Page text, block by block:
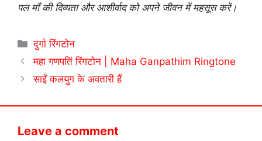
पल माँ की दिव्यता और आशीर्वाद को अपने जीवन में महसूस करें।
Categories
दुर्गा रिंगटोन
महा गणपतिं रिंगटोन | Maha Ganpathim Ringtone
साईं कलयुग के अवतारी हैं
Leave a comment